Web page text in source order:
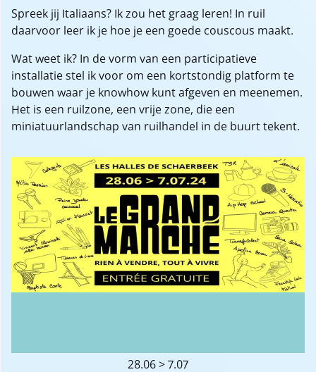
Spreek jij Italiaans? Ik zou het graag leren! In ruil
daarvoor leer ik je hoe je een goede couscous maakt.
Wat weet ik? In de vorm van een participatieve
installatie stel ik voor om een kortstondig platform te
bouwen waar je knowhow kunt afgeven en meenemen.
Het is een ruilzone, een vrije zone, die een
miniatuurlandschap van ruilhandel in de buurt tekent.
28.06 > 7.07